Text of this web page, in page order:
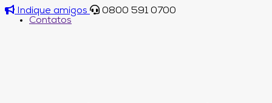
Indique amigos
0800 591 0700
Contatos